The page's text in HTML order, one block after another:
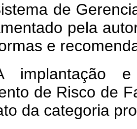
de
pela
e
implantação
de Risco de
da categoria